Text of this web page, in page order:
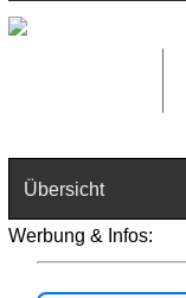
Übersicht
Technik
Werbung & Infos: